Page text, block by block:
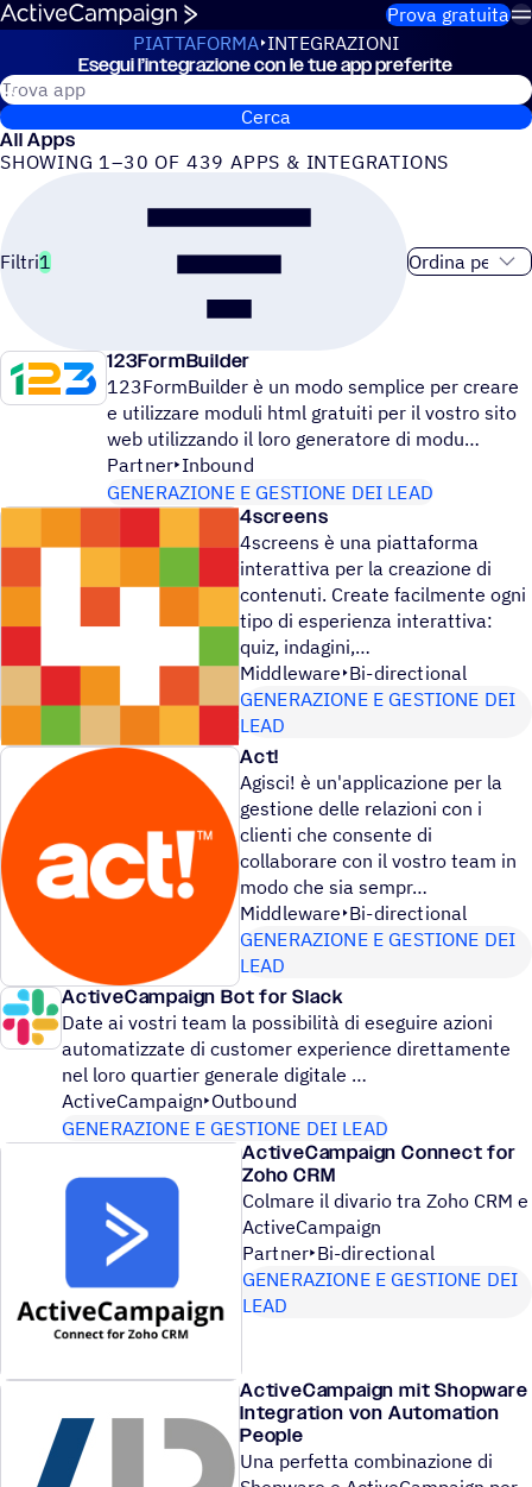
Salta al contenuto
Prova gratuita
PIATTAFORMA INTEGRAZIONI
IntegrazioniEsegui l’integrazione con le tue app preferite
Cerca le app ActiveCampaign
Cerca
All Apps
SHOWING 1–30 OF 439 APPS & INTEGRATIONS
Filtri1 Ordinamento
123FormBuilder
123FormBuilder è un modo semplice per creare
e utilizzare moduli html gratuiti per il vostro sito
web utilizzando il loro generatore di modu
Partner Inbound
GENERAZIONE E GESTIONE DEI LEAD
4screens
4screens è una piattaforma
interattiva per la creazione di
contenuti. Create facilmente ogni
tipo di esperienza interattiva:
quiz, indagini,
Middleware Bi-directional
GENERAZIONE E GESTIONE DEI
LEAD
Act!
Agisci! è un'applicazione per la
gestione delle relazioni con i
clienti che consente di
collaborare con il vostro team in
modo che sia sempr
Middleware Bi-directional
GENERAZIONE E GESTIONE DEI
LEAD
ActiveCampaign Bot for Slack
Date ai vostri team la possibilità di eseguire azioni
automatizzate di customer experience direttamente
nel loro quartier generale digitale
ActiveCampaign Outbound
GENERAZIONE E GESTIONE DEI LEAD
ActiveCampaign Connect for
Zoho CRM
Colmare il divario tra Zoho CRM e
ActiveCampaign
Partner Bi-directional
GENERAZIONE E GESTIONE DEI
LEAD
ActiveCampaign mit Shopware
Integration von Automation
People
Una perfetta combinazione di